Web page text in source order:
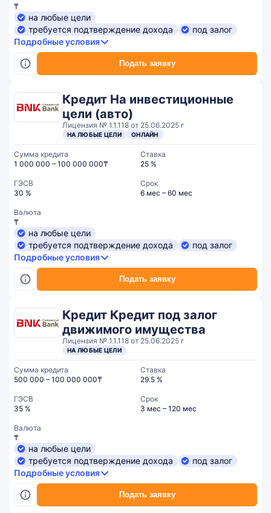
Подать заявку
₸
на любые цели
требуется подтверждение дохода
под залог
Подробные условия
Кредит На инвестиционные
цели (авто)
Лицензия № 1.1.118 от 25.06.2025 г
НА ЛЮБЫЕ ЦЕЛИ ОНЛАЙН
Подать заявку
Сумма кредита
1 000 000 – 100 000 000₸
Ставка
25 %
ГЭСВ
30 %
Срок
6 мес – 60 мес
Валюта
₸
на любые цели
требуется подтверждение дохода
под залог
Подробные условия
Кредит Кредит под залог
движимого имущества
Лицензия № 1.1.118 от 25.06.2025 г
НА ЛЮБЫЕ ЦЕЛИ
Подать заявку
Сумма кредита
500 000 – 100 000 000₸
Ставка
29.5 %
ГЭСВ
35 %
Срок
3 мес – 120 мес
Валюта
₸
на любые цели
требуется подтверждение дохода
под залог
Подробные условия